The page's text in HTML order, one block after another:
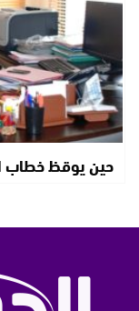
حين يوقظ خطاب